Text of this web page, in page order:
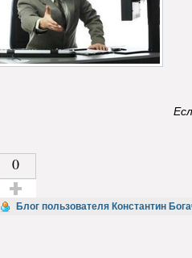
0
Голос за!
Блог пользователя Константин